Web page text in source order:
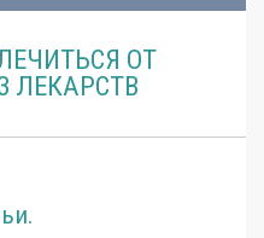
ОТ
ЛЕКАРСТВ